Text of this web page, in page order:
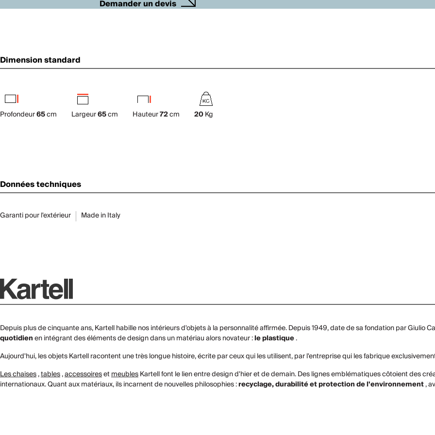
Demander un devis
Dimension standard
Profondeur65cm Largeur65cm Hauteur72cm 20Kg
Données techniques
Garanti pour l'extérieur Made in Italy
Depuis plus de cinquante ans, Kartell habille nos intérieurs d'objets à la personnalité affirmée. Depuis 1949, date de sa fondation par Giulio
quotidienen intégrant des éléments de design dans un matériau alors novateur :le plastique.
Aujourd'hui, les objets Kartell racontent une très longue histoire, écrite par ceux qui les utilisent, par l'entreprise qui les fabrique
Les chaises,tables,accessoiresetmeublesKartell font le lien entre design d'hier et de demain. Des lignes emblématiques côtoient des
internationaux. Quant aux matériaux, ils incarnent de nouvelles philosophies :recyclage, durabilité et protection de l'environnement,